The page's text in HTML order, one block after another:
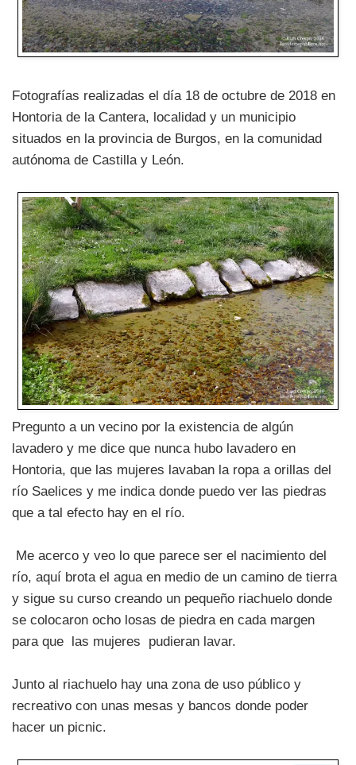
Fotografías realizadas el día 18 de octubre de 2018 en
Hontoria de la Cantera, localidad y un municipio
situados en la provincia de Burgos, en la comunidad
autónoma de Castilla y León.
Pregunto a un vecino por la existencia de algún
lavadero y me dice que nunca hubo lavadero en
Hontoria, que las mujeres lavaban la ropa a orillas del
río Saelices y me indica donde puedo ver las piedras
que a tal efecto hay en el río.
Me acerco y veo lo que parece ser el nacimiento del
río, aquí brota el agua en medio de un camino de tierra
y sigue su curso creando un pequeño riachuelo donde
se colocaron ocho losas de piedra en cada margen
para que las mujeres pudieran lavar.
Junto al riachuelo hay una zona de uso público y
recreativo con unas mesas y bancos donde poder
hacer un picnic.